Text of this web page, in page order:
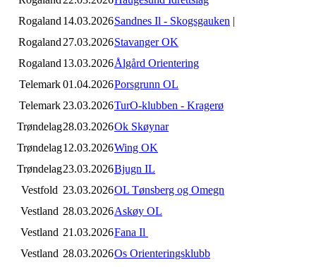
Rogaland 14.03.2026Sandnes Il - Skogsgauken |
Rogaland 27.03.2026Stavanger OK
Rogaland 13.03.2026Ålgård Orientering
Telemark 01.04.2026Porsgrunn OL
Telemark 23.03.2026TurO-klubben - Kragerø
Trøndelag28.03.2026Ok Skøynar
Trøndelag12.03.2026Wing OK
Trøndelag23.03.2026Bjugn IL
Vestfold 23.03.2026OL Tønsberg og Omegn
Vestland 28.03.2026Askøy OL
Vestland 21.03.2026Fana Il
Vestland 28.03.2026Os Orienteringsklubb